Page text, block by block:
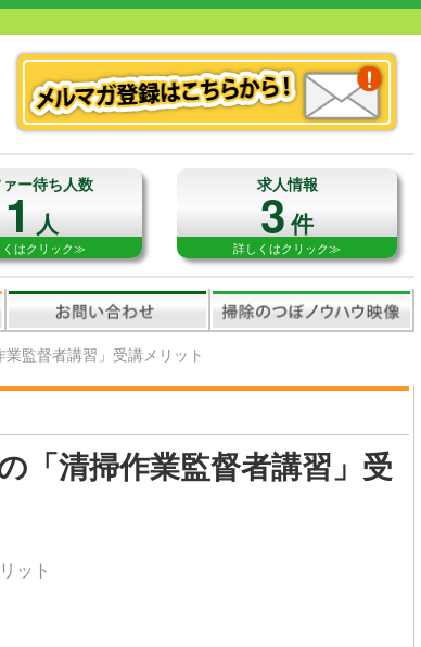
ー待ち人数
1人
くはクリック≫
求人情報
3件
詳しくはクリック≫
監督者講習」受講メリット
「清掃作業監督者講習」受
ット